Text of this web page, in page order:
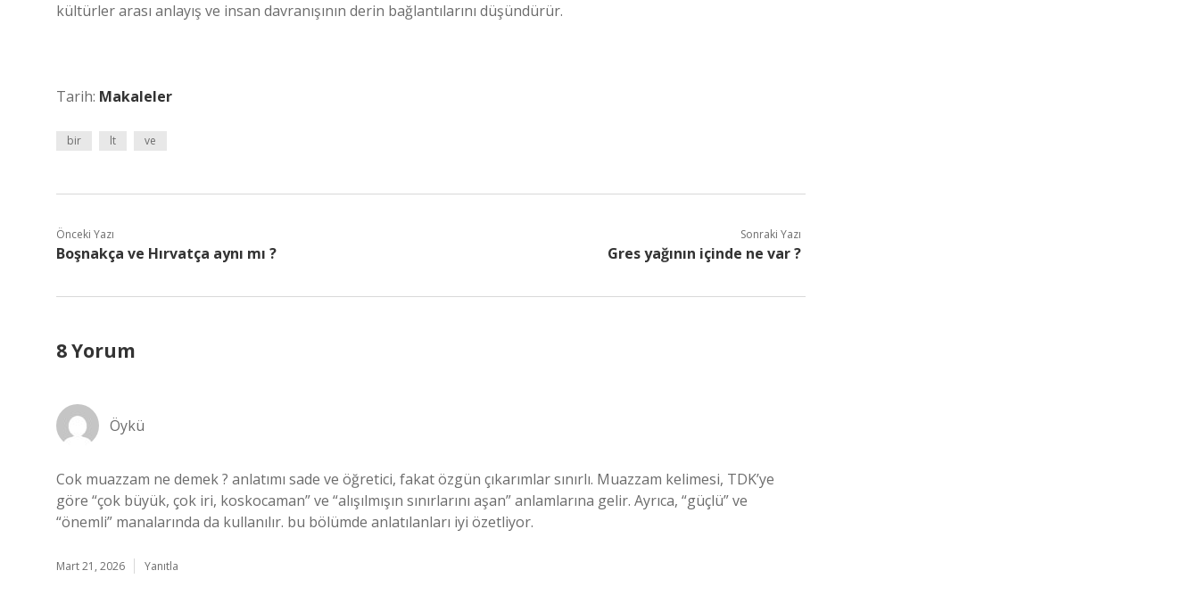
kültürler arası anlayış ve insan davranışının derin bağlantılarını düşündürür.
Tarih: Makaleler
bir lt ve
Önceki Yazı
Boşnakça ve Hırvatça aynı mı ?
Sonraki Yazı
Gres yağının içinde ne var ?
8 Yorum
Öykü
Cok muazzam ne demek ? anlatımı sade ve öğretici, fakat özgün çıkarımlar sınırlı. Muazzam kelimesi, TDK’ye
göre “çok büyük, çok iri, koskocaman” ve “alışılmışın sınırlarını aşan” anlamlarına gelir. Ayrıca, “güçlü” ve
“önemli” manalarında da kullanılır. bu bölümde anlatılanları iyi özetliyor.
Mart 21, 2026 Yanıtla